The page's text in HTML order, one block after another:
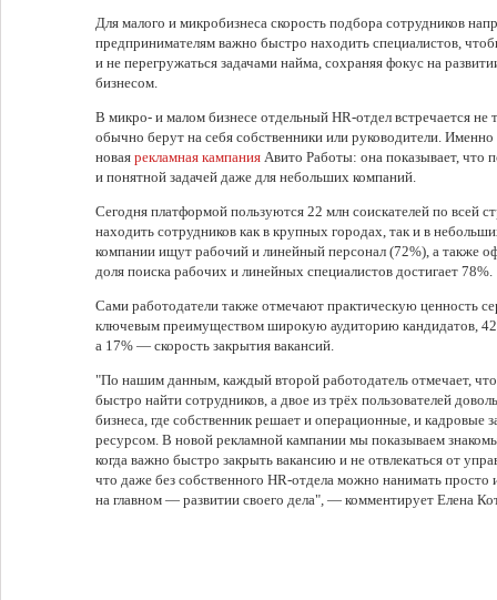
Для малого и микробизнеса скорость подбора сотрудников
предпринимателям важно быстро находить специалистов,
и не перегружаться задачами найма, сохраняя фокус на
бизнесом.
В микро- и малом бизнесе отдельный HR-отдел встречается не
обычно берут на себя собственники или руководители.
новая рекламная кампания Авито Работы: она показывает, что
и понятной задачей даже для небольших компаний.
Сегодня платформой пользуются 22 млн соискателей по всей
находить сотрудников как в крупных городах, так и в
компании ищут рабочий и линейный персонал (72%), а также
доля поиска рабочих и линейных специалистов достигает 78%.
Сами работодатели также отмечают практическую ценность
ключевым преимуществом широкую аудиторию кандидатов,
а 17% — скорость закрытия вакансий.
"По нашим данным, каждый второй работодатель отмечает,
быстро найти сотрудников, а двое из трёх пользователей
бизнеса, где собственник решает и операционные, и кадровые
ресурсом. В новой рекламной кампании мы показываем
когда важно быстро закрыть вакансию и не отвлекаться от
что даже без собственного HR‑отдела можно нанимать
на главном — развитии своего дела", — комментирует Елена